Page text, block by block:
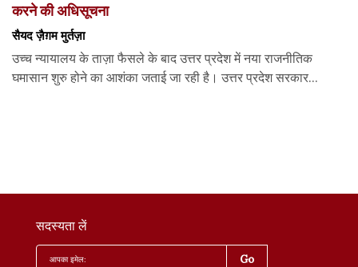
करने की अधिसूचना
सैयद ज़ैग़म मुर्तज़ा
उच्च न्यायालय के ताज़ा फैसले के बाद उत्तर प्रदेश में नया राजनीतिक
घमासान शुरु होने का आशंका जताई जा रही है। उत्तर प्रदेश सरकार...
सदस्यता लें